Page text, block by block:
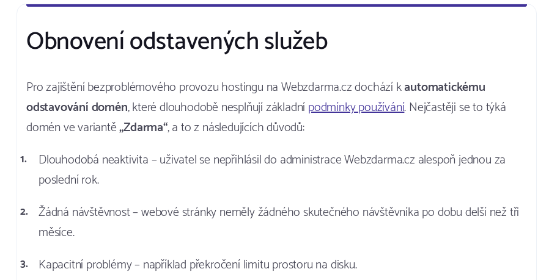
Obnovení odstavených služeb
Pro zajištění bezproblémového provozu hostingu na Webzdarma.cz dochází kautomatickému
odstavování domén, které dlouhodobě nesplňují základnípodmínky používání. Nejčastěji se to týká
domén ve variantě„Zdarma“, a to z následujících důvodů:
Dlouhodobá neaktivita – uživatel se nepřihlásil do administrace Webzdarma.cz alespoň jednou za
poslední rok.
Žádná návštěvnost – webové stránky neměly žádného skutečného návštěvníka po dobu delší než tři
měsíce.
Kapacitní problémy – například překročení limitu prostoru na disku.